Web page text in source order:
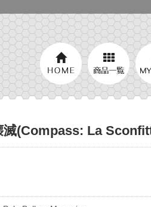
滅(Compass: La